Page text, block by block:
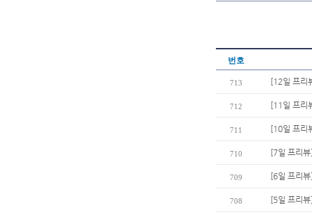
번호
713 [12일 프리
712 [11일 프리
711 [10일 프리
710 [7일 프리
709 [6일 프리
708 [5일 프리